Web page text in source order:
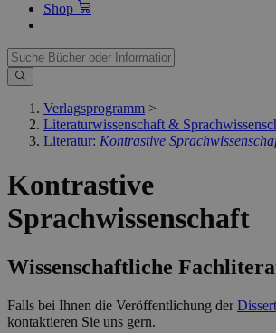
Shop
Verlagsprogramm >
Literaturwissenschaft &
Literatur: Kontrastive
Kontrastive
Sprachwissenschaft
Wissenschaftliche
Falls bei Ihnen die Veröffentlichung der
kontaktieren Sie uns gern.